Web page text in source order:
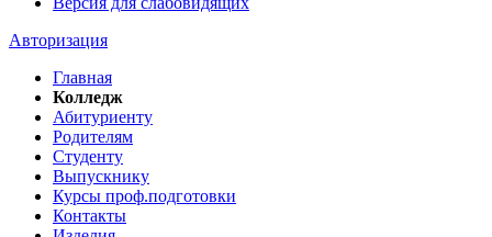
Авторизация
Главная
Колледж
Абитуриенту
Родителям
Студенту
Выпускнику
Курсы проф.подготовки
Контакты